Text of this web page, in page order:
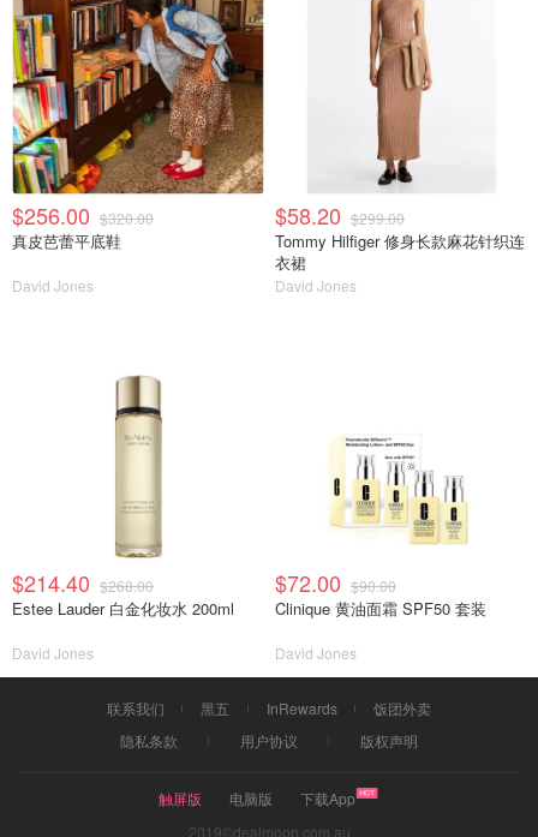
$256.00 $320.00
真皮芭蕾平底鞋
David Jones
$58.20 $299.00
Tommy Hilfiger 修身长款麻花针织连
衣裙
David Jones
$214.40 $268.00
Estee Lauder 白金化妆水 200ml
David Jones
$72.00 $90.00
Clinique 黄油面霜 SPF50 套装
David Jones
联系我们 黑五 InRewards
饭团外卖
隐私条款
用户协议 版权声明
触屏版 电脑版
下载App
2019©dealmoon.com.au